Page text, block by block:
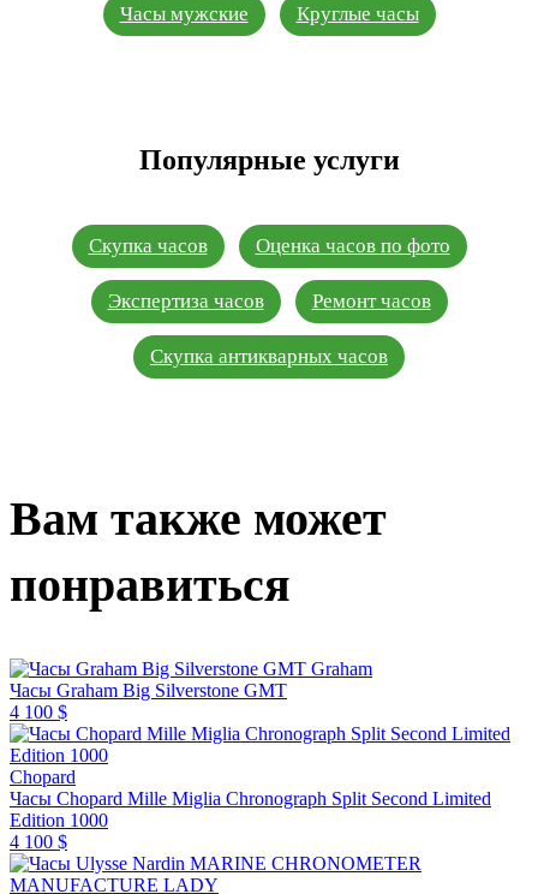
Часы мужские Круглые часы
Популярные услуги
Скупка часов Оценка часов по фото
Экспертиза часов Ремонт часов
Скупка антикварных часов
Вам также может
понравиться
Graham
Часы Graham Big Silverstone GMT
4 100 $
Chopard
Часы Chopard Mille Miglia Chronograph Split Second Limited
Edition 1000
4 100 $